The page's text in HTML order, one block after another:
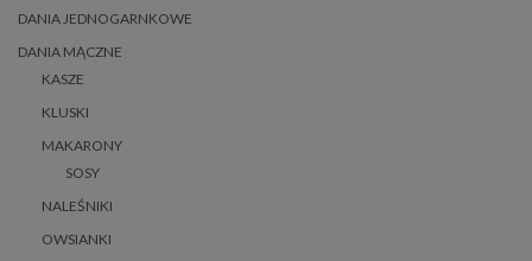
DANIA JEDNOGARNKOWE
DANIA MĄCZNE
KASZE
KLUSKI
MAKARONY
SOSY
NALEŚNIKI
OWSIANKI